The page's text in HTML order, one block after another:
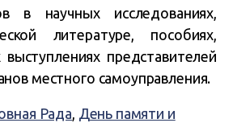
в научных исследованиях,
литературе, пособиях,
представителей
местного самоуправления.
Рада, День памяти и